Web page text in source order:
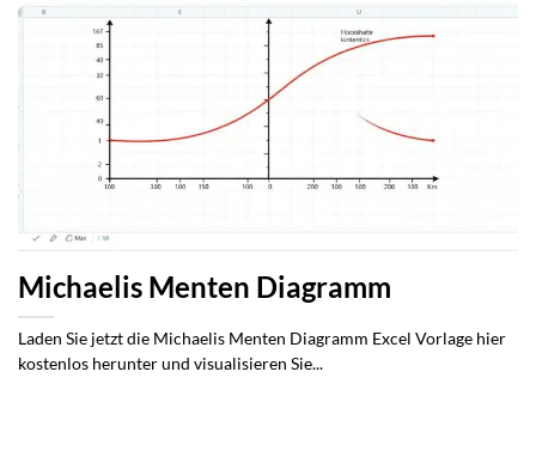
Michaelis Menten Diagramm
Laden Sie jetzt die Michaelis Menten Diagramm Excel Vorlage hier
kostenlos herunter und visualisieren Sie...